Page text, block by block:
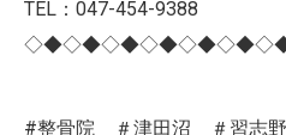
TEL：047-454-9388
#整骨院 ＃津田沼 ＃習志